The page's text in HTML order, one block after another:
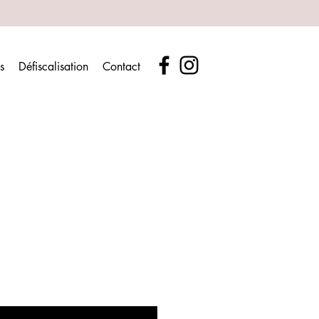
Défiscalisation Contact